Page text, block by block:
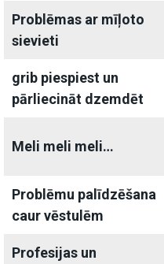
Problēmas ar mīļoto
sievieti
grib piespiest un
pārliecināt dzemdēt
Meli meli meli…
Problēmu palīdzēšana
caur vēstulēm
Profesijas un